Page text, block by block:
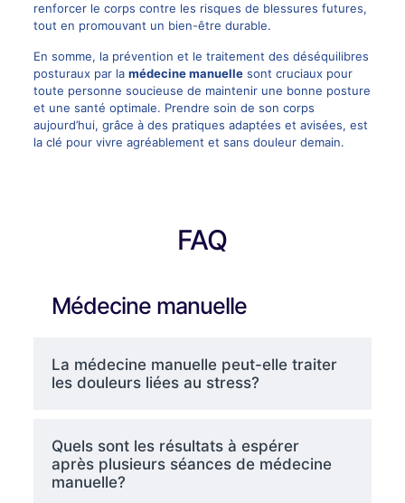
renforcer le corps contre les risques de blessures futures,
tout en promouvant un bien-être durable.
En somme, la prévention et le traitement des déséquilibres
posturaux par la médecine manuellesont cruciaux pour
toute personne soucieuse de maintenir une bonne posture
et une santé optimale. Prendre soin de son corps
aujourd’hui, grâce à des pratiques adaptées et avisées, est
la clé pour vivre agréablement et sans douleur demain.
FAQ
Médecine manuelle
La médecine manuelle peut-elle traiter
les douleurs liées au stress?
Quels sont les résultats à espérer
après plusieurs séances de médecine
manuelle?